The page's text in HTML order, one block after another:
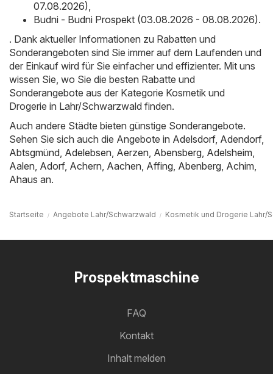
07.08.2026),
Budni - Budni Prospekt (03.08.2026 - 08.08.2026).
. Dank aktueller Informationen zu Rabatten und
Sonderangeboten sind Sie immer auf dem Laufenden und
der Einkauf wird für Sie einfacher und effizienter. Mit uns
wissen Sie, wo Sie die besten Rabatte und
Sonderangebote aus der Kategorie Kosmetik und
Drogerie in Lahr/Schwarzwald finden.
Auch andere Städte bieten günstige Sonderangebote.
Sehen Sie sich auch die Angebote in Adelsdorf, Adendorf,
Abtsgmünd, Adelebsen, Aerzen, Abensberg, Adelsheim,
Aalen, Adorf, Achern, Aachen, Affing, Abenberg, Achim,
Ahaus an.
Startseite Angebote Lahr/Schwarzwald Kosmetik und Drogerie Lahr/
Prospektmaschine
FAQ
Kontakt
Inhalt melden